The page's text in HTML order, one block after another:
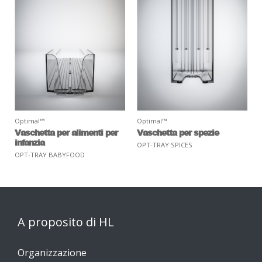
Optimal™
Vaschetta per alimenti per
infanzia
OPT-TRAY BABYFOOD
Optimal™
Vaschetta per spezie
OPT-TRAY SPICES
A proposito di HL
Organizzazione